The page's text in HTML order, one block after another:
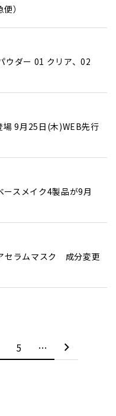
）
ウダー 01 クリア、02
場 9月25日(木)WEB先行
ースメイク4製品が9月
セラムマスク 成分変更
5 …